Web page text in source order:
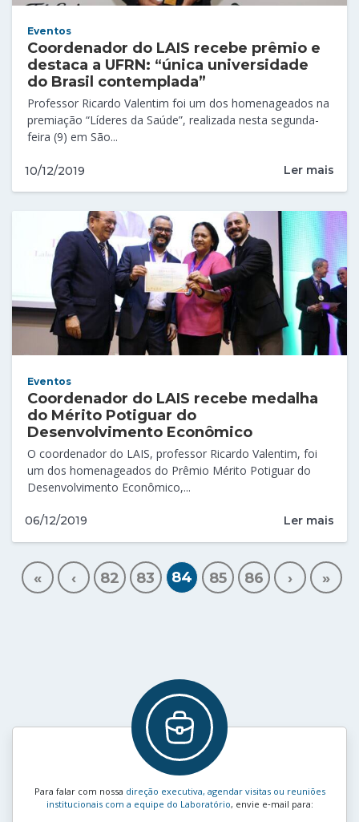
Eventos
Coordenador do LAIS recebe prêmio e
destaca a UFRN: “única universidade
do Brasil contemplada”
Professor Ricardo Valentim foi um dos homenageados na
premiação “Líderes da Saúde”, realizada nesta segunda-
feira (9) em São...
10/12/2019 Ler mais
Eventos
Coordenador do LAIS recebe medalha
do Mérito Potiguar do
Desenvolvimento Econômico
O coordenador do LAIS, professor Ricardo Valentim, foi
um dos homenageados do Prêmio Mérito Potiguar do
Desenvolvimento Econômico,...
06/12/2019 Ler mais
« ‹ 82 83 84 85 86 › »
Para falar com nossa direção executiva, agendar visitas ou reuniões
institucionais com a equipe do Laboratório, envie e‑mail para: